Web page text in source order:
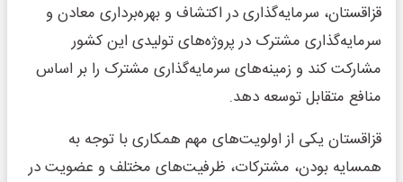
قزاقستان، سرمایه‌گذاری در اکتشاف و بهره‌برداری معادن و
سرمایه‌گذاری مشترک در پروژه‌های تولیدی این کشور
مشارکت کند و زمینه‌های سرمایه‌گذاری مشترک را بر اساس
منافع متقابل توسعه دهد.
قزاقستان یکی از اولویت‌های مهم همکاری با توجه به
همسایه بودن، مشترکات، ظرفیت‌های مختلف و عضویت در